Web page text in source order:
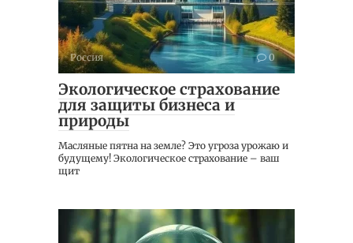
Россия 0
Экологическое страхование
для защиты бизнеса и
природы
Масляные пятна на земле? Это угроза урожаю и
будущему! Экологическое страхование – ваш
щит